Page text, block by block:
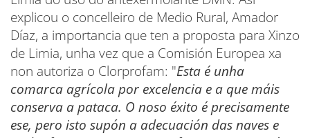
explicou o concelleiro de Medio Rural, Amador
Díaz, a importancia que ten a proposta para Xinzo
de Limia, unha vez que a Comisión Europea xa
non autoriza o Clorprofam: "Esta é unha
comarca agrícola por excelencia e a que máis
conserva a pataca. O noso éxito é precisamente
ese, pero isto supón a adecuación das naves e